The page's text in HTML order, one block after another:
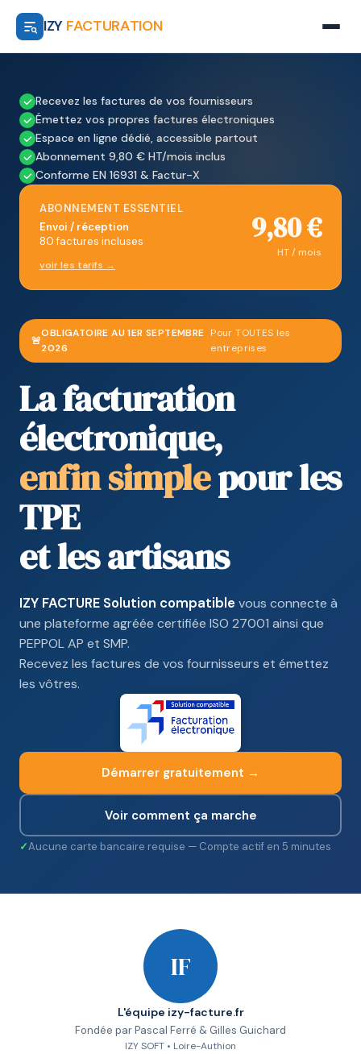
IZY FACTURATION
🚨
OBLIGATOIRE AU 1ER SEPTEMBRE
2026
Pour TOUTES les
entreprises
La facturation
électronique,
enfin simplepour les
TPE
et les artisans
IZY FACTURE Solution compatible vous connecte à
une plateforme agréée certifiée ISO 27001 ainsi que
PEPPOL AP et SMP.
Recevez les factures de vos fournisseurs et émettez
les vôtres.
Démarrer gratuitement →
Voir comment ça marche
Aucune carte bancaire requise — Compte actif en 5 minutes
Recevez les factures de vos fournisseurs
Émettez vos propres factures électroniques
Espace en ligne dédié, accessible partout
Abonnement 9,80 € HT/mois inclus
Conforme EN 16931 & Factur-X
ABONNEMENT ESSENTIEL
Envoi / réception
80 factures incluses
voir les tarifs →
9,80 €
HT / mois
IF
L'équipe izy-facture.fr
Fondée par Pascal Ferré & Gilles Guichard
IZY SOFT • Loire-Authion